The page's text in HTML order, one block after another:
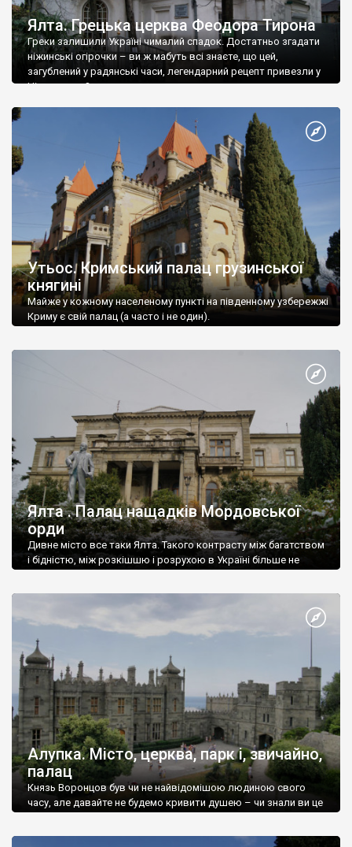
Ялта. Грецька церква Феодора Тирона
Греки залишили Україні чималий спадок. Достатньо згадати
ніжинські огірочки – ви ж мабуть всі знаєте, що цей,
загублений у радянські часи, легендарний рецепт привезли у
Ніжин греки?
Утьос. Кримський палац грузинської
княгині
Майже у кожному населеному пункті на південному узбережжі
Криму є свій палац (а часто і не один).
Ялта . Палац нащадків Мордовської
орди
Дивне місто все таки Ялта. Такого контрасту між багатством
і бідністю, між розкішшю і розрухою в Україні більше не
Алупка. Місто, церква, парк і, звичайно,
палац
Князь Воронцов був чи не найвідомішою людиною свого
часу, але давайте не будемо кривити душею – чи знали ви це